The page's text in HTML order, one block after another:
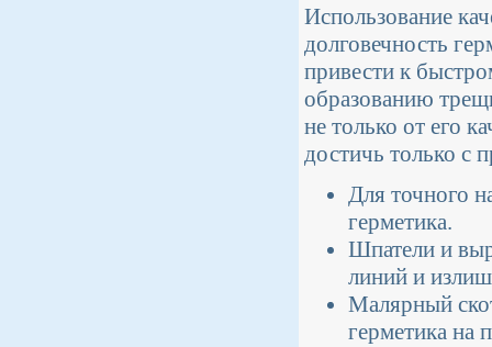
Использование
долговечность
привести к
образованию
не только от его
достичь только с
Для точного
герметика.
Шпатели и
линий и
Малярный
герметика на